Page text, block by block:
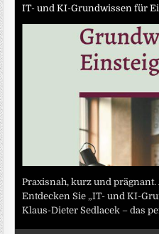
IT- und KI-Grundwissen für
Praxisnah, kurz und prägnant.
Entdecken Sie „IT- und KI-
Klaus-Dieter Sedlacek – das